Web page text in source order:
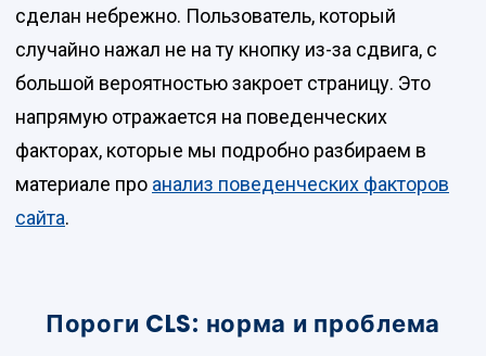
сделан небрежно. Пользователь, который
случайно нажал не на ту кнопку из-за сдвига, с
большой вероятностью закроет страницу. Это
напрямую отражается на поведенческих
факторах, которые мы подробно разбираем в
материале про анализ поведенческих факторов
сайта.
Пороги CLS: норма и проблема